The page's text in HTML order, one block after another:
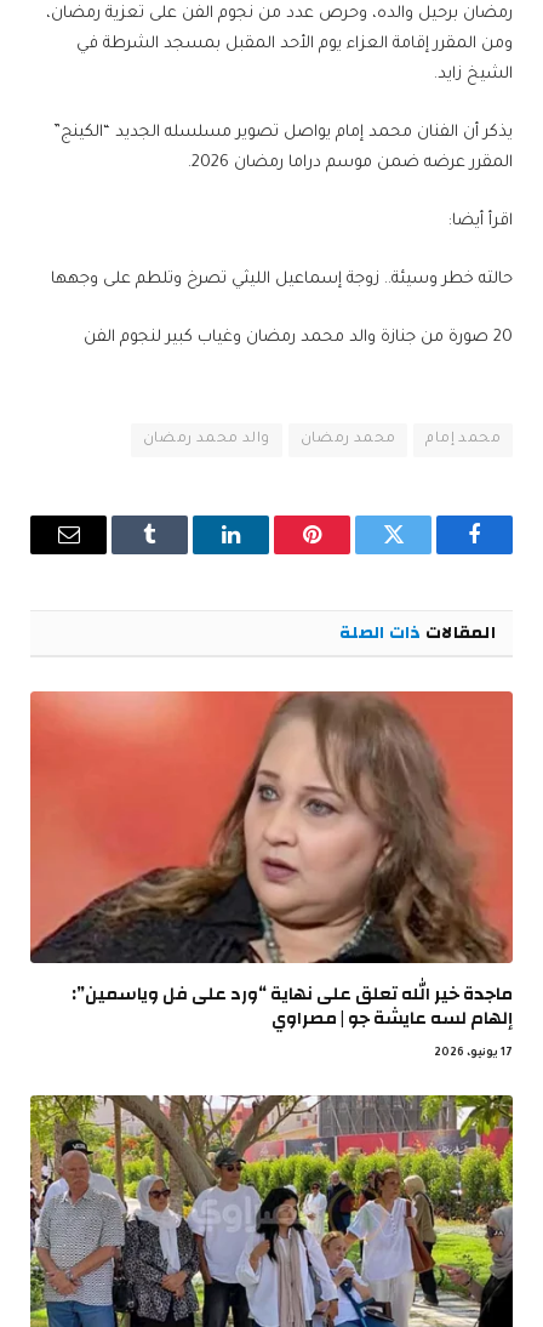
رمضان برحيل والده، وحرص عدد من نجوم الفن على تعزية رمضان،
ومن المقرر إقامة العزاء يوم الأحد المقبل بمسجد الشرطة في
الشيخ زايد.
يذكر أن الفنان محمد إمام يواصل تصوير مسلسله الجديد “الكينج”
المقرر عرضه ضمن موسم دراما رمضان 2026.
اقرأ أيضا:
حالته خطر وسيئة.. زوجة إسماعيل الليثي تصرخ وتلطم على وجهها
20 صورة من جنازة والد محمد رمضان وغياب كبير لنجوم الفن
محمد إمام محمد رمضان والد محمد رمضان
فيسبوك تويتر بينتيريستلينكدإن Tumblr
البريد
المقالات ذات الصلة
ماجدة خير الله تعلق على نهاية “ورد على فل وياسمين”:
إلهام لسه عايشة جو | مصراوي
17 يونيو، 2026